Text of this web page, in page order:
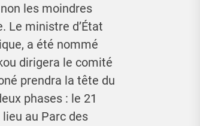
les moindres
Le ministre d’État
a été nommé
dirigera le comité
prendra la tête du
phases : le 21
au Parc des